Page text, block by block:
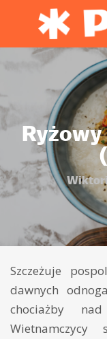
Szczeżuje
dawnych
chociażby
Wietnamczycy